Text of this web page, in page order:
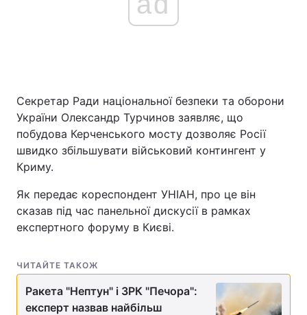
Секретар Ради національної безпеки та оборони
України Олександр Турчинов заявляє, що
побудова Керченського мосту дозволяє Росії
швидко збільшувати військовий контингент у
Криму.
Як передає кореспондент УНІАН, про це він
сказав під час панельної дискусії в рамках
експертного форуму в Києві.
ЧИТАЙТЕ ТАКОЖ
Ракета "Нептун" і ЗРК "Печора":
експерт назвав найбільш